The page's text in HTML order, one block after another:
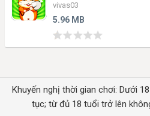
vivas03
5.96 MB
Khuyến nghị thời gian chơi: Dưới
tục; từ đủ 18 tuổi trở lên